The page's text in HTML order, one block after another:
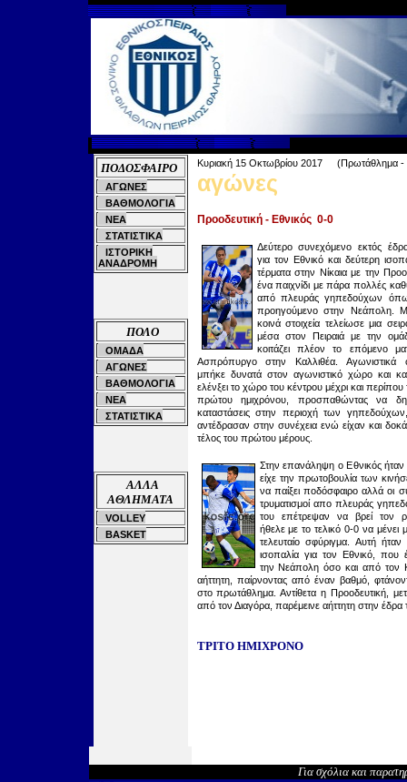
ΠΟΔΟΣΦΑΙΡΟ
ΑΓΩΝΕΣ
ΒΑΘΜΟΛΟΓΙΑ
ΝΕΑ
ΣΤΑΤΙΣΤΙΚΑ
ΙΣΤΟΡΙΚΗ
ΑΝΑΔΡΟΜΗ
ΠΟΛΟ
ΟΜΑΔΑ
ΑΓΩΝΕΣ
ΒΑΘΜΟΛΟΓΙΑ
ΝΕΑ
ΣΤΑΤΙΣΤΙΚΑ
ΑΛΛΑ
ΑΘΛΗΜΑΤΑ
VOLLEY
BASKET
Κυριακή 15Οκτωβρίου 2017 (Πρωτάθλημα -
αγώνες
Προοδευτική - Εθνικός0-0
Δεύτερο συνεχόμενο εκτός
για τον Εθνικό και δεύτερη
τέρματα στην Νίκαια με την
ένα παιχνίδι με πάρα πολλές
από πλευράς γηπεδούχων
προηγούμενο στην Νεάπολη.
κοινά στοιχεία τελείωσε μια
μέσα στον Πειραιά με την
κοιτάζει πλέον το επόμενο
Ασπρόπυργο στην Καλλιθέα.
Αγωνιστικά
μπήκε δυνατά στον αγωνιστικό χώρο και
ελένξει το χώρο του κέντρου μέχρι και περίπου
πρώτου ημιχρόνου, προσπαθώντας να
καταστάσεις στην περιοχή των γηπεδούχων,
αντέδρασαν στην συνέχεια ενώ είχαν και
τέλος του πρώτου μέρους.
Στην επανάληψη ο Εθνικός
είχε την πρωτοβουλία των
να παίξει ποδόσφαιρο αλλά οι
τρυματισμοί απο πλευράς
του επέτρεψαν να βρεί τον
ήθελε με το τελικό 0-0 να μένει
τελευταίο σφύριγμα.
Αυτή ήταν
ισοπαλία για τον Εθνικό, που
την Νεάπολη όσο και απότον
αήττητη, παίρνοντας από έναν βαθμό,
στο πρωτάθλημα. Αντίθετα η Προοδευτική,
από τον Διαγόρα, παρέμεινε αήττητη στην έδρα
ΤΡΙΤΟ ΗΜΙΧΡΟΝΟ
Για σχόλια και